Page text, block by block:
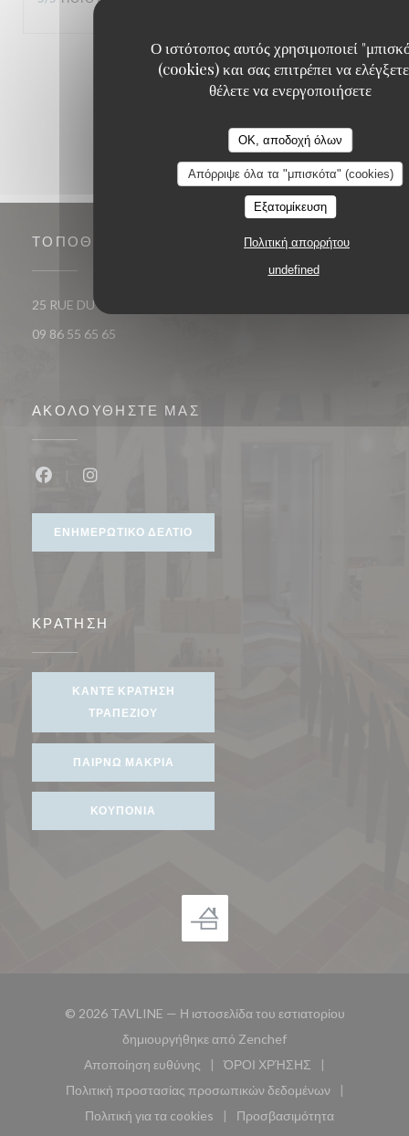
Ο ιστότοπος αυτός χρησιμοποιεί
(cookies) και σας επιτρέπει να ελέγξετε
θέλετε να ενεργοποιήσετε
OK, αποδοχή όλων
Απόρριψε όλα τα "μπισκότα" (cookies)
Εξατομίκευση
Πολιτική απορρήτου
undefined
1 2 3
ΤΟΠΟΘΕΣΊΑ
25 RUE DU ROI DE SICILE 75004 PARIS
09 86 55 65 65
ΑΚΟΛΟΥΘΉΣΤΕ ΜΑΣ
ΕΝΗΜΕΡΩΤΙΚΌ ΔΕΛΤΊΟ
ΚΡΆΤΗΣΗ
ΚΆΝΤΕ ΚΡΆΤΗΣΗ
ΤΡΑΠΕΖΙΟΎ
ΠΑΊΡΝΩ ΜΑΚΡΙΆ
ΚΟΥΠΌΝΙΑ
© 2026 TAVLINE — Η ιστοσελίδα του εστιατορίου
δημιουργήθηκε από Zenchef((ανοίγει σε νέο
Αποποίηση ευθύνης
((ανοίγει σε νέο παράθυρο))
ΌΡΟΙ ΧΡΉΣΗΣ
((ανοίγει σε νέο
Πολιτική προστασίας προσωπικών δεδομένων
((ανοίγει σε νέο παράθυρο))
Πολιτική για τα cookies
((ανοίγει σε νέο παράθυρο))
Προσβασιμότητα
((ανοίγει σε νέο